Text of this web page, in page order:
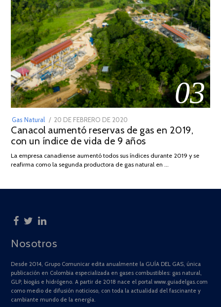
03
Gas Natural
POSTED
ON
20 DE FEBRERO DE 2020
DE
JULIO
2025
Canacol aumentó reservas de gas en 2019,
con un índice de vida de 9 años
La empresa canadiense aumentó todos sus índices durante 2019 y se
reafirma como la segunda productora de gas natural en …
Nosotros
Desde 2014, Grupo Comunicar edita anualmente la GUÍA DEL GAS, única
publicación en Colombia especializada en gases combustibles: gas natural,
GLP, biogás e hidrógeno. A partir de 2018 nace el portal www.guiadelgas.com
como medio de difusión noticioso, con toda la actualidad del fascinante y
cambiante mundo de la energía.